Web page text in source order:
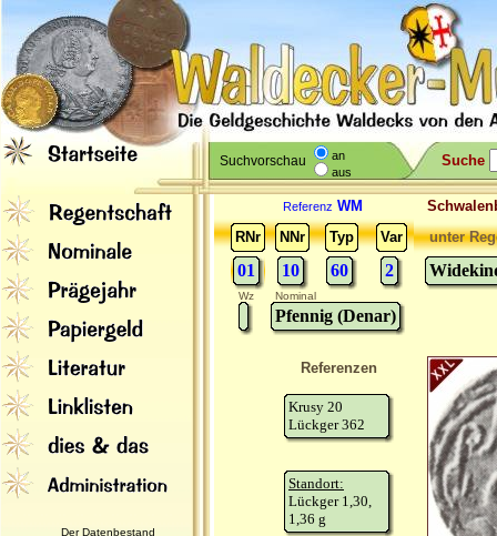
Suchvorschau
an
aus
Suche
Der Datenbestand
Referenz WM
RNr
NNr Typ Var
01 10 60 2
unter
Wz Nominal
Pfennig (Denar)
Referenzen
Krusy 20
Lückger 362
Standort:
Lückger 1,30,
1,36 g